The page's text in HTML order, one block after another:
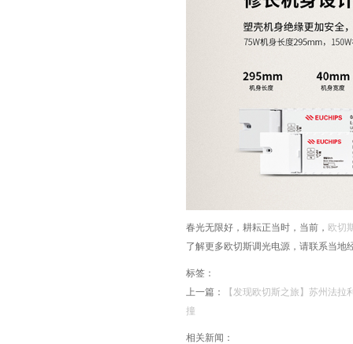
春光无限好，耕耘正当时，当前， 欧切
了解更多欧切斯调光电源，请联系当地
标签：
上一篇：
【发现欧切斯之旅】苏州法
撞
相关新闻：